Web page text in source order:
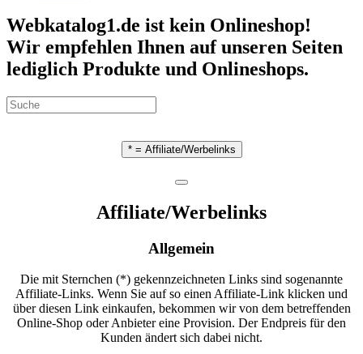
Webkatalog1.de ist kein Onlineshop!
Wir empfehlen Ihnen auf unseren Seiten
lediglich Produkte und Onlineshops.
* = Affiliate/Werbelinks
Affiliate/Werbelinks
Allgemein
Die mit Sternchen (*) gekennzeichneten Links sind sogenannte
Affiliate-Links. Wenn Sie auf so einen Affiliate-Link klicken und
über diesen Link einkaufen, bekommen wir von dem betreffenden
Online-Shop oder Anbieter eine Provision. Der Endpreis für den
Kunden ändert sich dabei nicht.